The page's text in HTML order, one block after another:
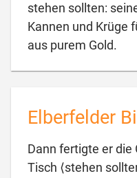
stehen sollten:
Kannen und Krüge
aus purem Gold.
Elberfelder
Dann fertigte er die
Tisch ⟨stehen